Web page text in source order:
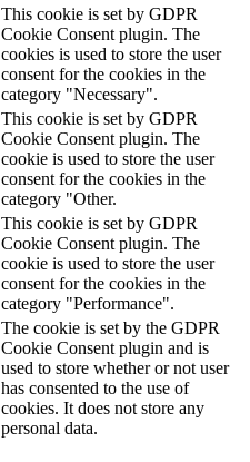
This cookie is set by GDPR
Cookie Consent plugin. The
cookies is used to store the user
consent for the cookies in the
category "Necessary".
This cookie is set by GDPR
Cookie Consent plugin. The
cookie is used to store the user
consent for the cookies in the
category "Other.
This cookie is set by GDPR
Cookie Consent plugin. The
cookie is used to store the user
consent for the cookies in the
category "Performance".
The cookie is set by the GDPR
Cookie Consent plugin and is
used to store whether or not user
has consented to the use of
cookies. It does not store any
personal data.